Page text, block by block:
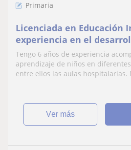
Primaria
Licenciada en Educación
experiencia en el
niños. Imparto clases y
personalizado
Tengo 6 años de experiencia
aprendizaje de niños en
entre ellos las aulas hospitalarias.
ver más